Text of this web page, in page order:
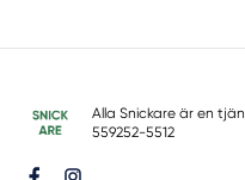
Alla Snickare är en
559252-5512